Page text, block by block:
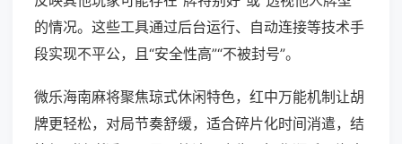
的情况。这些工具通过后台运行、自动连接等技术手
段实现不平公，且“安全性高”“不被封号”。
微乐海南麻将聚焦琼式休闲特色，红中万能机制让胡
牌更轻松，对局节奏舒缓，适合碎片化时间消遣，结